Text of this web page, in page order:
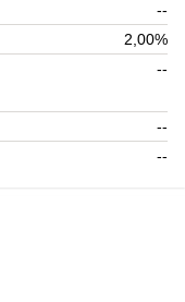
--
2,00%
--
--
--